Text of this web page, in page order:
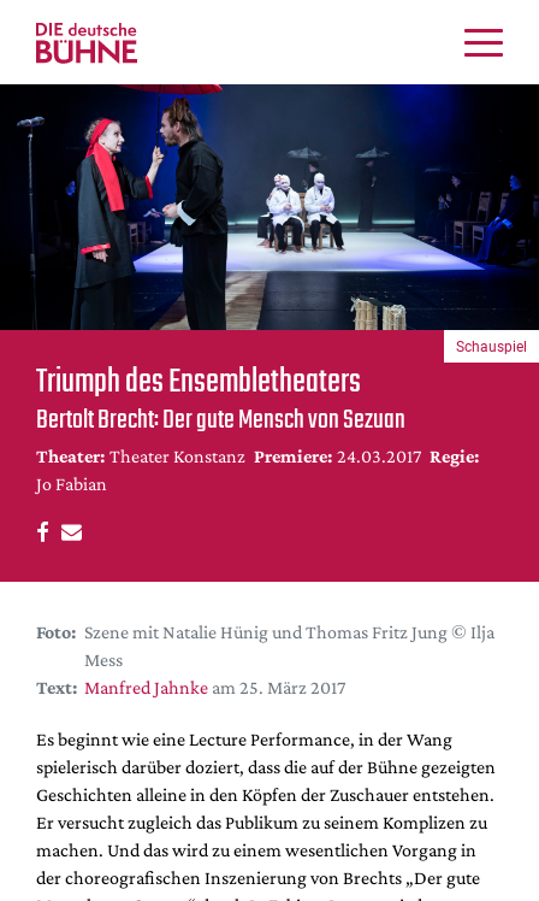
Schauspiel
Musiktheater
Tanz
Crossover
Bühnenwelt
Festivals & Veranstaltungen
Menschen & Theater
Themen
Internationales
Nachrufe
DdB-map
Premierensuche
Festival-Planer
Alle Hefte
Leseproben
Podcast
Service
Triumph des Ensembletheaters
Bertolt Brecht: Der gute Mensch von Sezuan
Theater: Theater Konstanz Premiere: 24.03.2017 Regie:
Jo Fabian
Schauspiel
Foto: Szene mit Natalie Hünig und Thomas Fritz Jung © Ilja
Mess
Text: Manfred Jahnke am 25. März 2017
Es beginnt wie eine Lecture Performance, in der Wang
spielerisch darüber doziert, dass die auf der Bühne gezeigten
Geschichten alleine in den Köpfen der Zuschauer entstehen.
Er versucht zugleich das Publikum zu seinem Komplizen zu
machen. Und das wird zu einem wesentlichen Vorgang in
der choreografischen Inszenierung von Brechts „Der gute